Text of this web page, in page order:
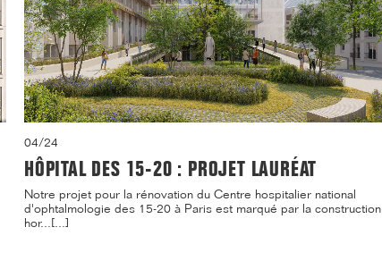
04/24
HÔPITAL DES 15-20 : PROJET LAURÉAT
Notre projet pour la rénovation du Centre hospitalier national
d'ophtalmologie des 15-20 à Paris est marqué par la construction
hor...[...]